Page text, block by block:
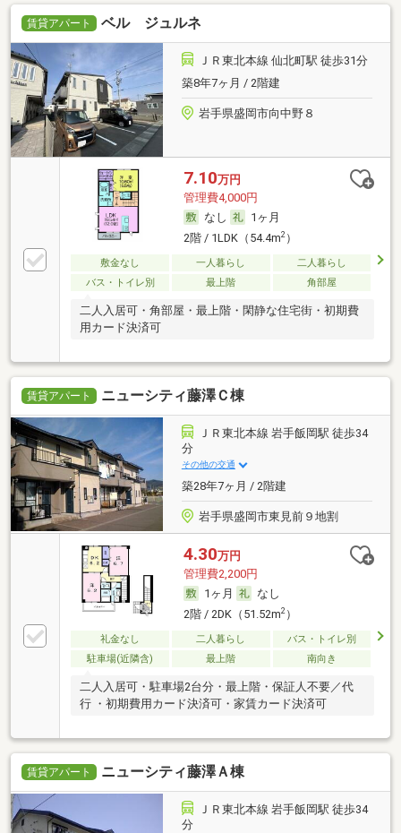
賃貸アパート ベル ジュルネ
ＪＲ東北本線 仙北町駅 徒歩31分
築8年7ヶ月 / 2階建
岩手県盛岡市向中野８
7.10万円
管理費4,000円
なし
1ヶ月
2階 / 1LDK（54.4m2）
敷金なし 一人暮らし
二人暮らし
バス・トイレ別
最上階 角部屋
二人入居可・角部屋・最上階・閑静な住宅街・初期費
用カード決済可
賃貸アパート ニューシティ藤澤Ｃ棟
ＪＲ東北本線 岩手飯岡駅 徒歩34
分
その他の交通
築28年7ヶ月 / 2階建
岩手県盛岡市東見前９地割
4.30万円
管理費2,200円
1ヶ月
なし
2階 / 2DK（51.52m2）
礼金なし 二人暮らし
バス・トイレ別
駐車場(近隣含)
最上階 南向き
二人入居可・駐車場2台分・最上階・保証人不要／代
行 ・初期費用カード決済可・家賃カード決済可
賃貸アパート ニューシティ藤澤Ａ棟
ＪＲ東北本線 岩手飯岡駅 徒歩34
分